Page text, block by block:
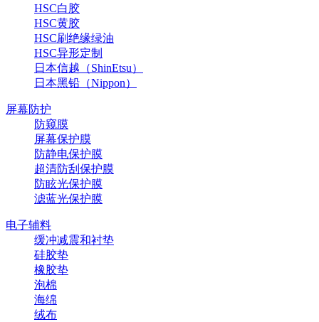
HSC白胶
HSC黄胶
HSC刷绝缘绿油
HSC异形定制
日本信越（ShinEtsu）
日本黑铅（Nippon）
屏幕防护
防窥膜
屏幕保护膜
防静电保护膜
超清防刮保护膜
防眩光保护膜
滤蓝光保护膜
电子辅料
缓冲减震和衬垫
硅胶垫
橡胶垫
泡棉
海绵
绒布